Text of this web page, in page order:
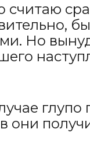
Но
глупо
они